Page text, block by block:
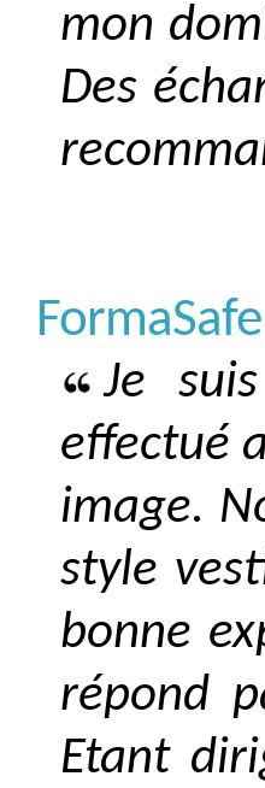
mon
Des
Je
effectué
image.
style
bonne
répond
Etant